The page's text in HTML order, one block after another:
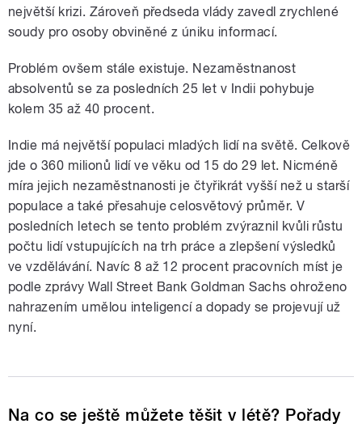
největší krizi. Zároveň předseda vlády zavedl zrychlené
soudy pro osoby obviněné z úniku informací.
Problém ovšem stále existuje. Nezaměstnanost
absolventů se za posledních 25 let v Indii pohybuje
kolem 35 až 40 procent.
Indie má největší populaci mladých lidí na světě. Celkově
jde o 360 milionů lidí ve věku od 15 do 29 let. Nicméně
míra jejich nezaměstnanosti je čtyřikrát vyšší než u starší
populace a také přesahuje celosvětový průměr. V
posledních letech se tento problém zvýraznil kvůli růstu
počtu lidí vstupujících na trh práce a zlepšení výsledků
ve vzdělávání. Navíc 8 až 12 procent pracovních míst je
podle zprávy Wall Street Bank Goldman Sachs ohroženo
nahrazením umělou inteligencí a dopady se projevují už
nyní.
Na co se ještě můžete těšit v létě? Pořady